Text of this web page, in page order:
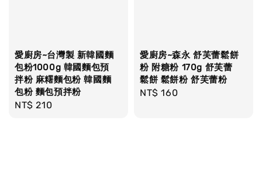
愛廚房~台灣製 新韓國麵
包粉1000g 韓國麵包預
拌粉 麻糬麵包粉 韓國麵
包粉 麵包預拌粉
Regular
NT$ 210
愛廚房~森永 舒芙蕾鬆餅
粉 附糖粉 170g 舒芙蕾
鬆餅 鬆餅粉 舒芙蕾粉
Regular
NT$ 160